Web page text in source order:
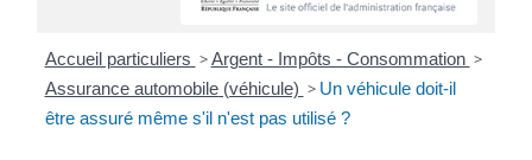
Accueil particuliers > Argent - Impôts - Consommation >
Assurance automobile (véhicule) > Un véhicule doit-il
être assuré même s'il n'est pas utilisé ?